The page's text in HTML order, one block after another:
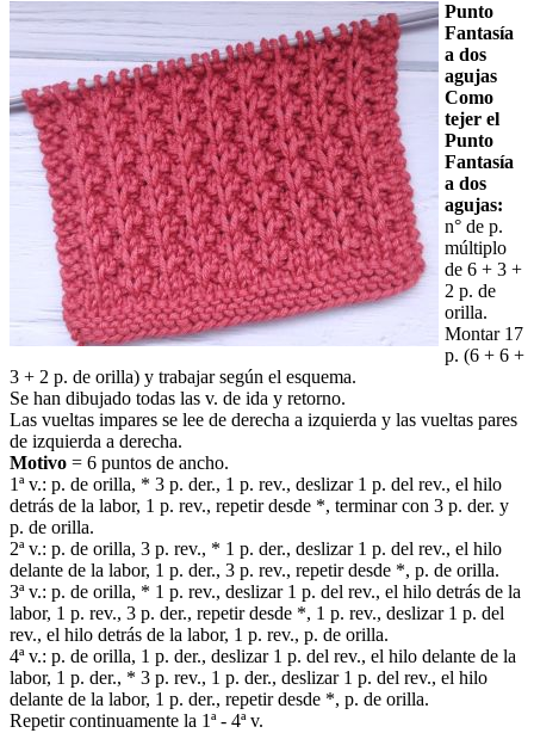
Punto
Fantasía
a dos
agujas
Como
tejer el
Punto
Fantasía
a dos
agujas:
n° de p.
múltiplo
de 6 + 3 +
2 p. de
orilla.
Montar 17
p. (6 + 6 +
3 + 2 p. de orilla) y trabajar según el esquema.
Se han dibujado todas las v. de ida y retorno.
Las vueltas impares se lee de derecha a izquierda y las vueltas pares
de izquierda a derecha.
Motivo = 6 puntos de ancho.
1ª v.: p. de orilla, * 3 p. der., 1 p. rev., deslizar 1 p. del rev., el hilo
detrás de la labor, 1 p. rev., repetir desde *, terminar con 3 p. der. y
p. de orilla.
2ª v.: p. de orilla, 3 p. rev., * 1 p. der., deslizar 1 p. del rev., el hilo
delante de la labor, 1 p. der., 3 p. rev., repetir desde *, p. de orilla.
3ª v.: p. de orilla, * 1 p. rev., deslizar 1 p. del rev., el hilo detrás de la
labor, 1 p. rev., 3 p. der., repetir desde *, 1 p. rev., deslizar 1 p. del
rev., el hilo detrás de la labor, 1 p. rev., p. de orilla.
4ª v.: p. de orilla, 1 p. der., deslizar 1 p. del rev., el hilo delante de la
labor, 1 p. der., * 3 p. rev., 1 p. der., deslizar 1 p. del rev., el hilo
delante de la labor, 1 p. der., repetir desde *, p. de orilla.
Repetir continuamente la 1ª - 4ª v.